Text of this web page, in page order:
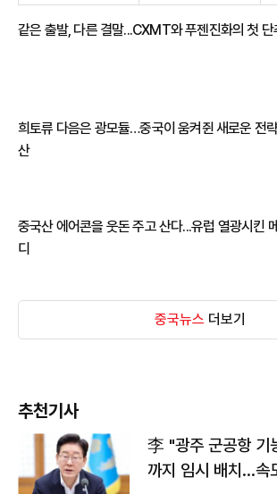
같은 출발, 다른 결말...CXMT와 푸젠진화의 첫 단
희토류 다음은 광모듈…중국이 움켜쥔 새로운 전
산
중국산 에어콘을 웃돈 주고 산다...유럽 열광시킨
디
중국뉴스 더보기
추천기사
李 "광주 군공항
까지 임시 배치…속